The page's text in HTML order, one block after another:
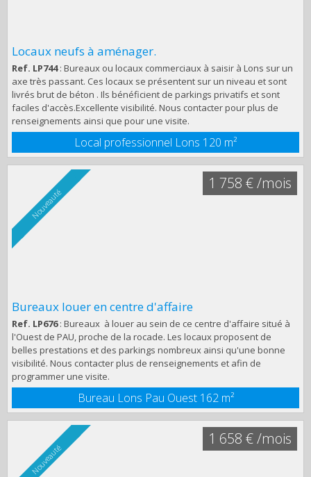
Locaux neufs à aménager.
Ref. LP744: Bureaux ou locaux commerciaux à saisir à Lons sur un
axe très passant. Ces locaux se présentent sur un niveau et sont
livrés brut de béton . Ils bénéficient de parkings privatifs et sont
faciles d'accès.Excellente visibilité. Nous contacter pour plus de
renseignements ainsi que pour une visite.
Local professionnel Lons 120 m²
Nouveauté
Bureaux louer en centre d'affaire
Ref. LP676: Bureaux à louer au sein de ce centre d'affaire situé à
l'Ouest de PAU, proche de la rocade. Les locaux proposent de
belles prestations et des parkings nombreux ainsi qu'une bonne
visibilité. Nous contacter plus de renseignements et afin de
programmer une visite.
Bureau Lons Pau Ouest 162 m²
1 758 € /mois
Nouveauté
1 658 € /mois